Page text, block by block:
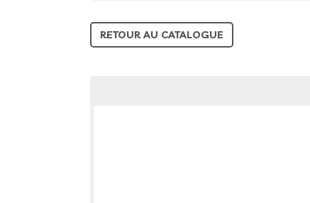
RETOUR AU CATALOGUE